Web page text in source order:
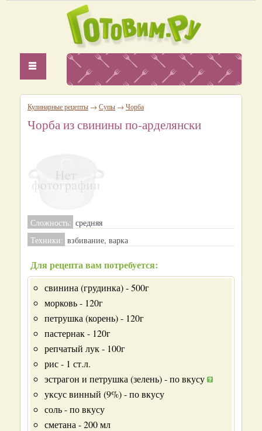
Кулинарные рецепты → Супы → Чорба
Чорба из свинины по-арделянски
Сложность: средняя
Техники: взбивание, варка
Для рецепта вам потребуется:
свинина (грудинка) - 500г
морковь - 120г
петрушка (корень) - 120г
пастернак - 120г
репчатый лук - 100г
рис - 1 ст.л.
эстрагон и петрушка (зелень) - по вкусу
уксус винный (9%) - по вкусу
соль - по вкусу
сметана - 200 мл